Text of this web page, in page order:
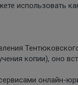
использовать
копии), оно
онлайн-